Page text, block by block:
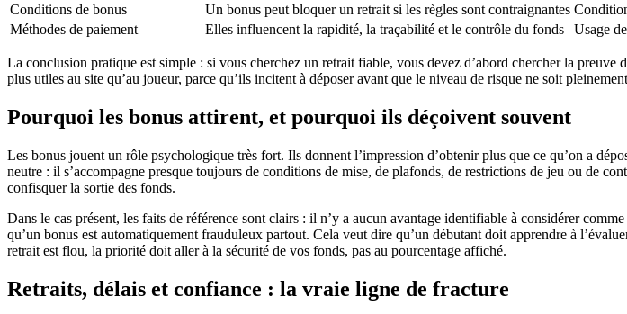
Conditions de bonus
Un bonus peut bloquer un retrait si les règles sont contraignantes
Méthodes de paiement
Elles influencent la rapidité, la traçabilité et le contrôle du fonds Usage
La conclusion pratique est simple : si vous cherchez un retrait fiable, vous devez d’abord chercher la
plus utiles au site qu’au joueur, parce qu’ils incitent à déposer avant que le niveau de risque ne soit
Pourquoi les bonus attirent, et pourquoi ils déçoivent souvent
Les bonus jouent un rôle psychologique très fort. Ils donnent l’impression d’obtenir plus que ce qu’on a
neutre : il s’accompagne presque toujours de conditions de mise, de plafonds, de restrictions de jeu ou de
confisquer la sortie des fonds.
Dans le cas présent, les faits de référence sont clairs : il n’y a aucun avantage identifiable à considérer
qu’un bonus est automatiquement frauduleux partout. Cela veut dire qu’un débutant doit apprendre à
retrait est flou, la priorité doit aller à la sécurité de vos fonds, pas au pourcentage affiché.
Retraits, délais et confiance : la vraie ligne de fracture